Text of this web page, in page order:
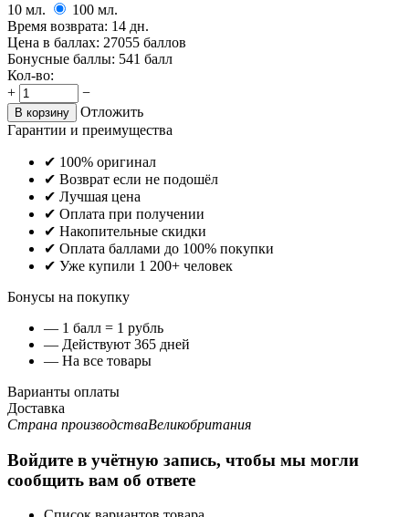
10 мл. 100 мл.
Время возврата: 14 дн.
Цена в баллах: 27055 баллов
Бонусные баллы: 541 балл
Кол-во:
+
−
В корзину
Отложить
Гарантии и преимущества
✔ 100% оригинал
✔ Возврат если не подошёл
✔ Лучшая цена
✔ Оплата при получении
✔ Накопительные скидки
✔ Оплата баллами до 100% покупки
✔ Уже купили 1 200+ человек
Бонусы на покупку
— 1 балл = 1 рубль
— Действуют 365 дней
— На все товары
Варианты оплаты
Доставка
Страна производстваВеликобритания
Войдите в учётную запись, чтобы мы могли
сообщить вам об ответе